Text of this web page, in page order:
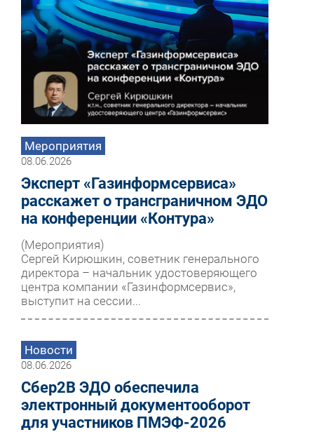
Мероприятия
08.06.2026
Эксперт «Газинформсервиса»
расскажет о трансграничном ЭДО
на конференции «Контура»
(Мероприятия)
Сергей Кирюшкин, советник генерального
директора – начальник удостоверяющего
центра компании «Газинформсервис»,
выступит на сессии...
Новости
08.06.2026
Сбер2B ЭДО обеспечила
электронный документооборот
для участников ПМЭФ-2026